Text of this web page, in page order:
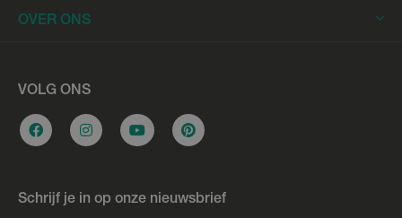
Elektrische Racefietsen
Elektrische Longtails
Elektrische Bakfietsen
Stadsfietsen
Racefietsen
Trek
Cannondale
Gazelle
OVER ONS
Werkplaats
Overname e-bike
Vacatures
Fietslening
VOLG ONS
Schrijf je in op onze nieuwsbrief